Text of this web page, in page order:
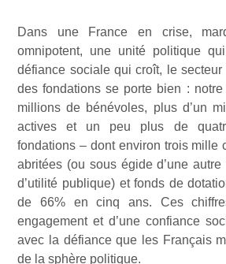
Dans une France en crise,
omnipotent, une unité politique
défiance sociale qui croît, le
des fondations se porte bien :
millions de bénévoles, plus d’un
actives et un peu plus de
fondations – dont environ trois mille
abritées (ou sous égide d’une
d’utilité publique) et fonds de
de 66% en cinq ans. Ces
engagement et d’une confiance
avec la défiance que les Français
de la sphère politique.